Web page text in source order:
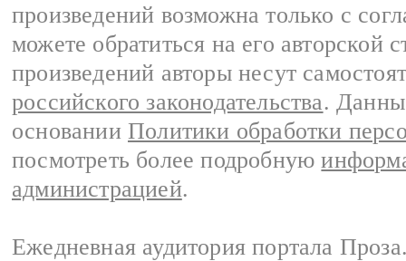
произведений возможна только с
можете обратиться на его авторской
произведений авторы несут
российского законодательства.
основании Политики обработки
посмотреть более подробную
администрацией.
Ежедневная аудитория портала